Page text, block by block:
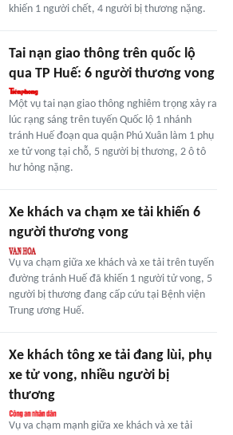
khiến 1 người chết, 4 người bị thương nặng.
Tai nạn giao thông trên quốc lộ
qua TP Huế: 6 người thương vong
Một vụ tai nạn giao thông nghiêm trọng xảy ra
lúc rạng sáng trên tuyến Quốc lộ 1 nhánh
tránh Huế đoạn qua quận Phú Xuân làm 1 phụ
xe tử vong tại chỗ, 5 người bị thương, 2 ô tô
hư hỏng nặng.
Xe khách va chạm xe tải khiến 6
người thương vong
Vụ va chạm giữa xe khách và xe tải trên tuyến
đường tránh Huế đã khiến 1 người tử vong, 5
người bị thương đang cấp cứu tại Bệnh viện
Trung ương Huế.
Xe khách tông xe tải đang lùi, phụ
xe tử vong, nhiều người bị
thương
Vụ va chạm mạnh giữa xe khách và xe tải